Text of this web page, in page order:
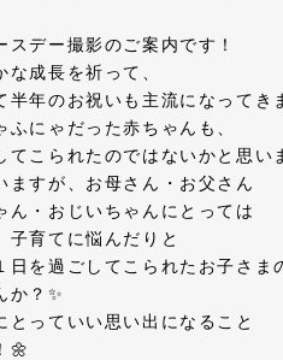
スデー撮影のご案内です！
な成長を祈って、
半年のお祝いも主流になって
ふにゃだった赤ちゃんも、
てこられたのではないかと思い
ますが、お母さん・お父さん
ん・おじいちゃんにとっては
子育てに悩んだりと
日を過ごしてこられたお子さま
か？✨
とっていい思い出になること
🌼